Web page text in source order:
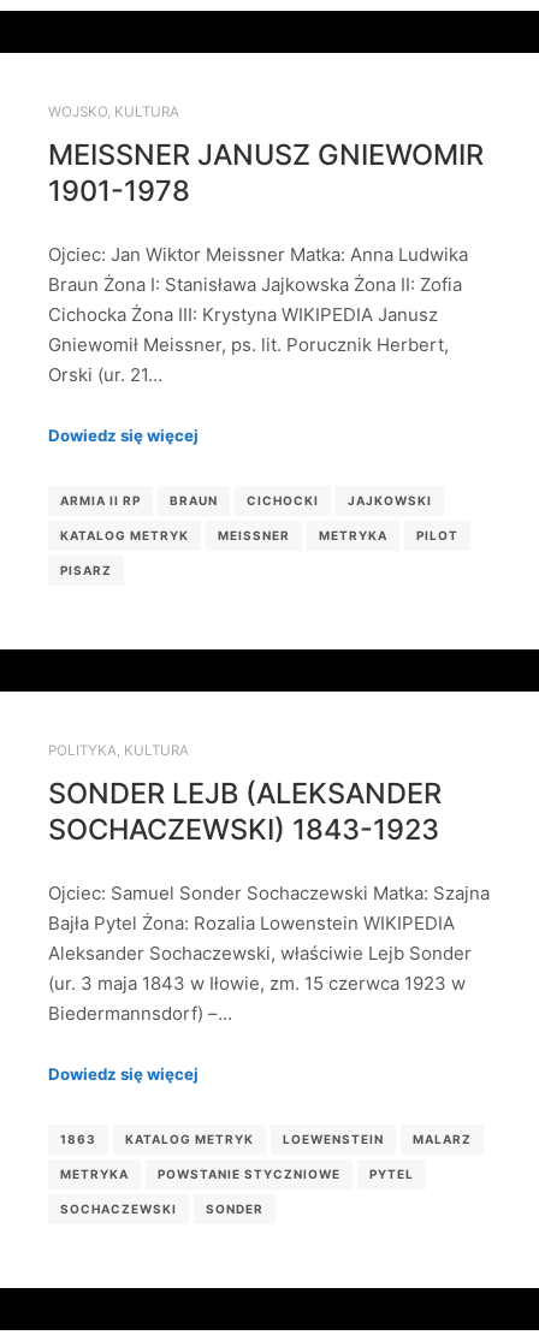
WOJSKO KULTURA
MEISSNER JANUSZ GNIEWOMIR
1901-1978
Ojciec: Jan Wiktor Meissner Matka: Anna Ludwika
Braun Żona I: Stanisława Jajkowska Żona II: Zofia
Cichocka Żona III: Krystyna WIKIPEDIA Janusz
Gniewomił Meissner, ps. lit. Porucznik Herbert,
Orski (ur. 21…
Dowiedz się więcej
ARMIA II RP BRAUN CICHOCKI JAJKOWSKI
KATALOG METRYK MEISSNER METRYKA PILOT
PISARZ
POLITYKA KULTURA
SONDER LEJB (ALEKSANDER
SOCHACZEWSKI) 1843-1923
Ojciec: Samuel Sonder Sochaczewski Matka: Szajna
Bajła Pytel Żona: Rozalia Lowenstein WIKIPEDIA
Aleksander Sochaczewski, właściwie Lejb Sonder
(ur. 3 maja 1843 w Iłowie, zm. 15 czerwca 1923 w
Biedermannsdorf) –…
Dowiedz się więcej
1863 KATALOG METRYK LOEWENSTEIN MALARZ
METRYKA POWSTANIE STYCZNIOWE PYTEL
SOCHACZEWSKI SONDER